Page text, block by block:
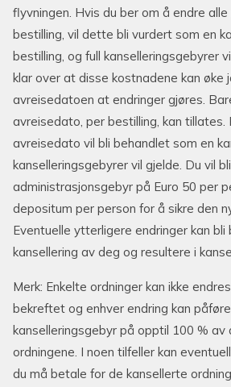
flyvningen. Hvis du ber om å endre
bestilling, vil dette bli vurdert som en
bestilling, og full kanselleringsgebyrer
klar over at disse kostnadene kan øke
avreisedatoen at endringer gjøres.
avreisedato, per bestilling, kan tillates.
avreisedato vil bli behandlet som en
kanselleringsgebyrer vil gjelde. Du vil
administrasjonsgebyr på Euro 50 per
depositum per person for å sikre den
Eventuelle ytterligere endringer kan bli
kansellering av deg og resultere i
Merk: Enkelte ordninger kan ikke
bekreftet og enhver endring kan
kanselleringsgebyr på opptil 100 % av
ordningene. I noen tilfeller kan
du må betale for de kansellerte